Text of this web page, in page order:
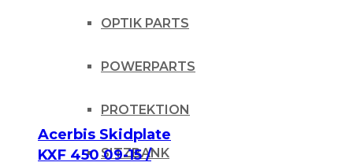
OPTIK PARTS
POWERPARTS
PROTEKTION
SITZBANK
Acerbis Skidplate
KXF 450 09-15 /